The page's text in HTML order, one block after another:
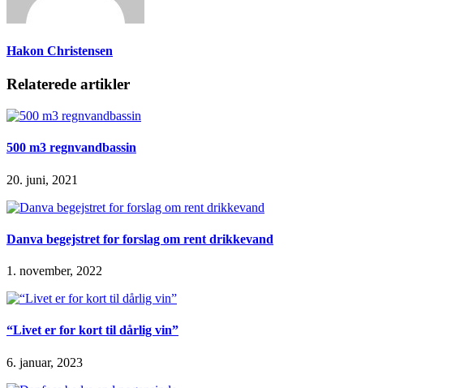
Hakon Christensen
Relaterede artikler
500 m3 regnvandbassin
20. juni, 2021
Danva begejstret for forslag om rent drikkevand
1. november, 2022
“Livet er for kort til dårlig vin”
6. januar, 2023